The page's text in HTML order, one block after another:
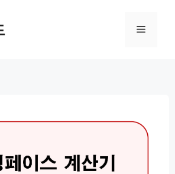
메